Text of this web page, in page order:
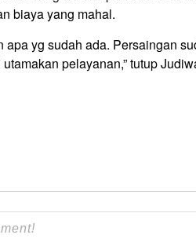
biaya yang mahal.
apa yg sudah ada. Persaingan
pelayanan,” tutup